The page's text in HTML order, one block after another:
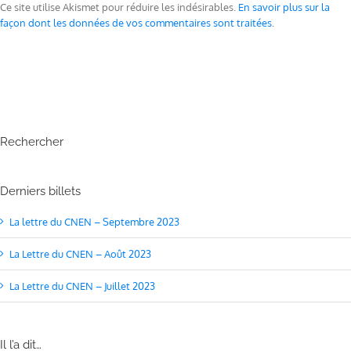
Ce site utilise Akismet pour réduire les indésirables. En savoir plus sur la
façon dont les données de vos commentaires sont traitées
Rechercher
Derniers billets
La lettre du CNEN – Septembre 2023
La Lettre du CNEN – Août 2023
La Lettre du CNEN – Juillet 2023
Il l’a dit…